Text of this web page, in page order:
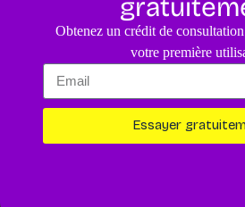
Un diagnostic pour votre animal
Essayer maintenant
Obtenez un crédit de
votre première
Essayer